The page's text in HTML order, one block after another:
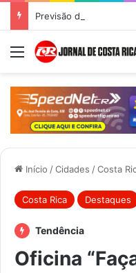
Menu
Início /Cidades /Costa
Costa Rica Destaques
Tendência
Oficina